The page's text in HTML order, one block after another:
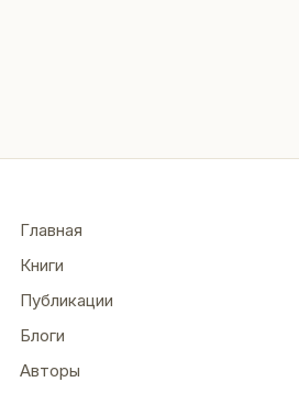
Главная
Книги
Публикации
Блоги
Авторы